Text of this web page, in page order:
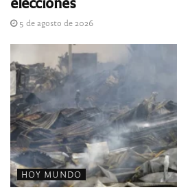
5 de agosto de 2026
HOY MUNDO